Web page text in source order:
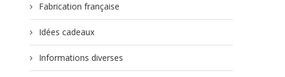
Fabrication française
Idées cadeaux
Informations diverses